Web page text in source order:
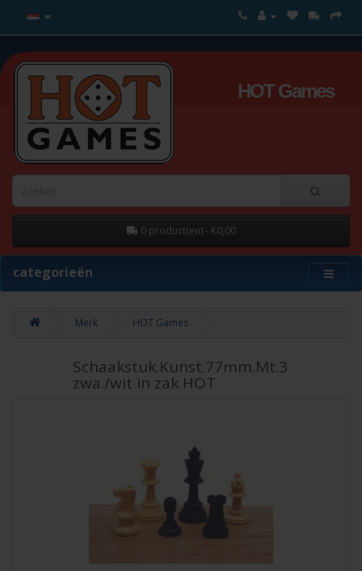
HOT Games
0 product(en) - €0,00
categorieën
Merk HOT Games
Schaakstuk.Kunst.77mm.Mt.3
zwa./wit in zak HOT